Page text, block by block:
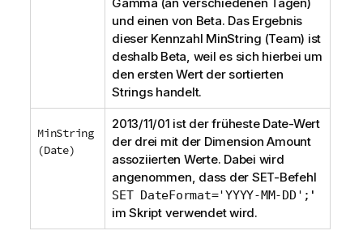
Gamma (an verschiedenen Tagen)
und einen von Beta. Das Ergebnis
dieser Kennzahl MinString (Team) ist
deshalb Beta, weil es sich hierbei um
den ersten Wert der sortierten
Strings handelt.
MinString
(Date)
2013/11/01 ist der früheste Date-Wert
der drei mit der DimensionAmount
assoziierten Werte. Dabei wird
angenommen, dass der SET-Befehl
SET DateFormat='YYYY-MM-DD'; '
im Skript verwendet wird.